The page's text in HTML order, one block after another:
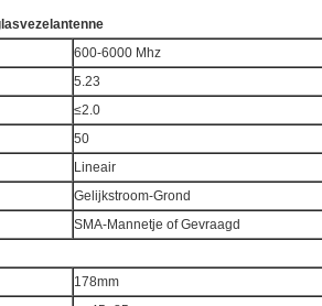
600-6000 Mhz
5.23
≤2.0
50
Lineair
Gelijkstroom-Grond
SMA-Mannetje of Gevraagd
178mm